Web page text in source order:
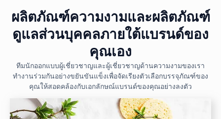
ผลิตภัณฑ์ความงามและผลิตภัณฑ์
ดูแลส่วนบุคคลภายใต้แบรนด์ของ
คุณเอง
ทีมนักออกแบบผู้เชี่ยวชาญและผู้เชี่ยวชาญด้านความงามของเรา
ทำงานร่วมกันอย่างขยันขันแข็งเพื่อจัดเรียงตัวเลือกบรรจุภัณฑ์ของ
คุณให้สอดคล้องกับเอกลักษณ์แบรนด์ของคุณอย่างลงตัว